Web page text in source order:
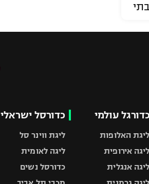
עולמי
ליגת האלופות
ליגה אירופית
ליגה אנגלית
כדורסל ישראלי
ליגת ווינר סל
ליגה לאומית
כדורסל נשים